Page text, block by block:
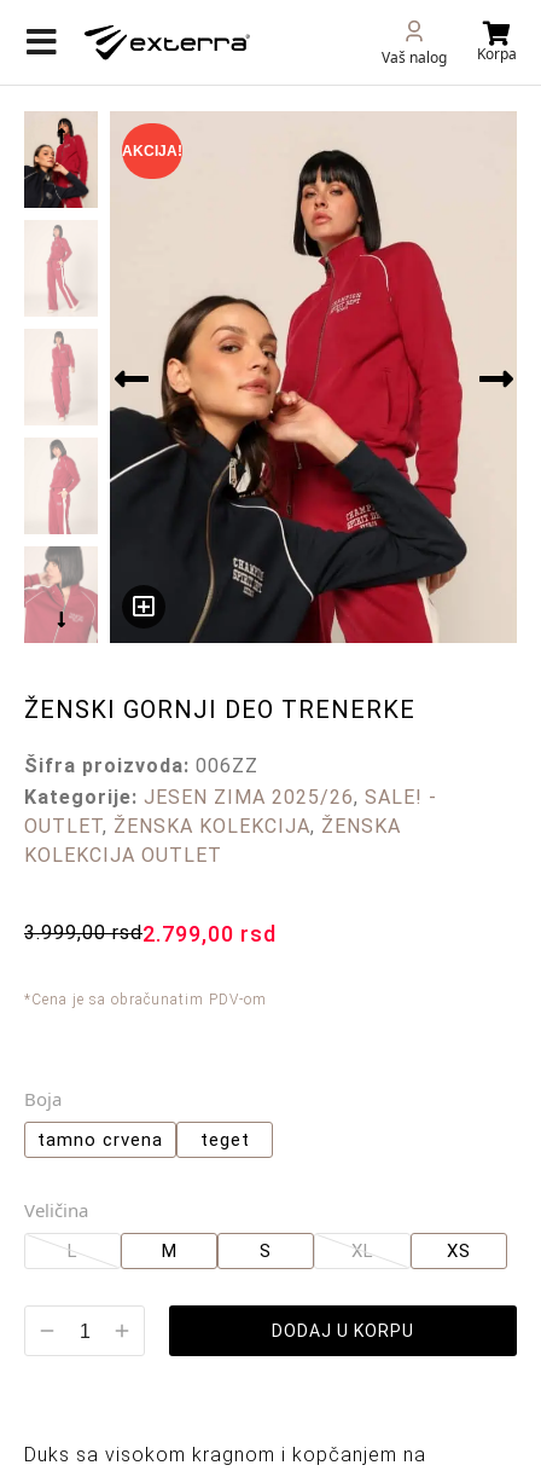
Vaš nalog Korpa
AKCIJA!
ŽENSKI GORNJI DEO TRENERKE
Šifra proizvoda: 006ZZ
Kategorije: JESEN ZIMA 2025/26, SALE! -
OUTLET, ŽENSKA KOLEKCIJA, ŽENSKA
KOLEKCIJA OUTLET
3.999,00rsd2.799,00 rsd
*Cena je sa obračunatim PDV-om
Boja
tamno crvena teget
Veličina
L M S XL XS
DODAJ U KORPU
Duks sa visokom kragnom i kopčanjem na